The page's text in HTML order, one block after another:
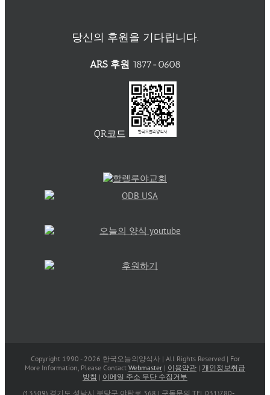
당신의 후원을 기다립니다.
ARS 후원 1877-0608
QR코드
Copyright 1990 - 2026 한국오늘의양식사 | All Rights Reserved | For
More Information, Please Contact Webmaster | 이용약관 | 개인정보취급
방침 | 이메일 주소 무단 수집거부
(13509) 경기도 성남시 분당구 야탑로 368 | 구독문의 TEL 031)780-